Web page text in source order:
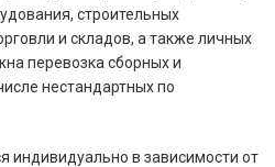
строительных
и складов, а также личных
перевозка сборных и
нестандартных по
индивидуально в зависимости от